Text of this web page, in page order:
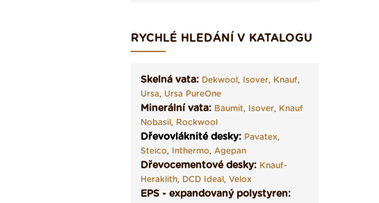
RYCHLÉ HLEDÁNÍ V KATALOGU
Skelná vata: Dekwool, Isover, Knauf,
Ursa, Ursa PureOne
Minerální vata: Baumit, Isover, Knauf
Nobasil, Rockwool
Dřevovláknité desky: Pavatex,
Steico, Inthermo, Agepan
Dřevocementové desky: Knauf-
Heraklith, DCD Ideal, Velox
EPS - expandovaný polystyren: